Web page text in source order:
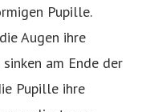
Pupille.
Augen ihre
am Ende der
Pupille ihre